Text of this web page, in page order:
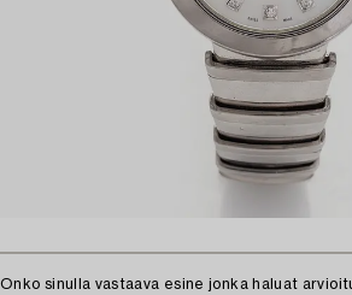
Onko sinulla vastaava esine jonka haluat